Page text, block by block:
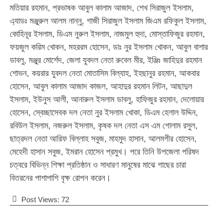
মতিয়ার রহমান, প্রভাষক আবুল কালাম আজাদ, শেখ সিরাজুল ইসলাম,
এ্যাডঃ মঞ্জুরুল আলম নান্নু, গাজী সিরাজুল ইসলাম জিএম রফিকুল ইসলাম,
কোহিনূর ইসলাম, ডিএম নুরুল ইসলাম, নাজমুল হুদা, মোস্তাফিজুর রহমান,
ফয়জুল করিম খোকন, মহররম হোসেন, ডাঃ নুর ইসলাম খোকন, আবুল বাশার
ডাবলু, মঞ্জুর মোর্শেদ, জেলা যুবদল নেতা রুবেল মীর, ইঞ্জিঃ জাহিদুর রহমান
শোভন, কয়রার যুবদল নেতা মোতাসিম বিল্যাহ, ইহছানুর রহমান, আকবার
হোসেন, আবুল কালাম আজাদ কাজল, আহাদুর রহমান লিটন, আছাদুল
ইসলাম, ইউনুস আলী, আনারুল ইসলাম ডাবলু, হাফিজুর রহমান, দেলোয়ার
হোসেন, স্বেচ্ছাসেবক দল নেতা নুর ইসলাম খোকা, ডিএম হেলাল উদ্দিন,
রবিউল ইসলাম, নজরুল ইসলাম, কৃষক দল নেতা এস এম গোলাম রসুল,
ছাত্রদল নেতা আরিফ বিল্লাহ সবুজ, মাহমুদ হাসান, আলমগীর হোসেন,
মেহেদী হাসান সবুজ, ইমরান হোসেন প্রমুখ। পরে তিনি উপজেলা পরিষদ
চত্বরে বিভিন্ন শিক্ষা প্রতিষ্ঠান ও সাধারণ মানুষের মাঝে গাছের চারা
বিতরনের পাশাপাশি বৃক্ষ রোপন করেন।
Post Views: 72